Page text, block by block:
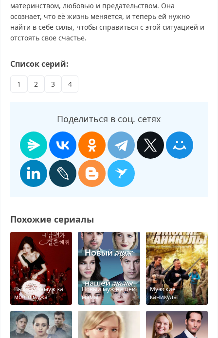
материнством, любовью и предательством. Она
осознает, что её жизнь меняется, и теперь ей нужно
найти в себе силы, чтобы справиться с этой ситуацией и
отстоять свое счастье.
Муж на двоих смотреть бесплатно в хорошем, Муж на двоих
смотреть онлайн, Муж на двоих последний выпуск, смотреть
Муж на двоих последний выпуск, Муж на двоих сегодня
смотреть, Муж на двоих выпуск онлайн, Муж на двоих эфир,
прямой эфир Муж на двоих онлайн бесплатно, программа Муж
на двоих, смотреть Муж на двоих онлайн, самое интересное в
Муж на двоих, Муж на двоих смотреть сегодня, смотреть
онлайн Муж на двоих, ток шоу Муж на двоих, смотреть
программу Муж на двоих
Список серий:
1 2 3 4
Поделиться в соц. сетях
Похожие сериалы
Выходи замуж за
моего мужа
Новый муж нашей
мамы
Мужские
каникулы